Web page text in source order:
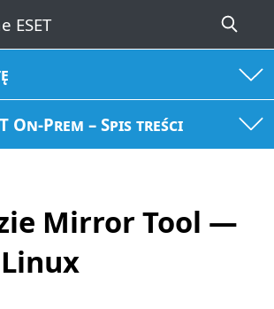
On-Prem – Spis treści
Mirror Tool —